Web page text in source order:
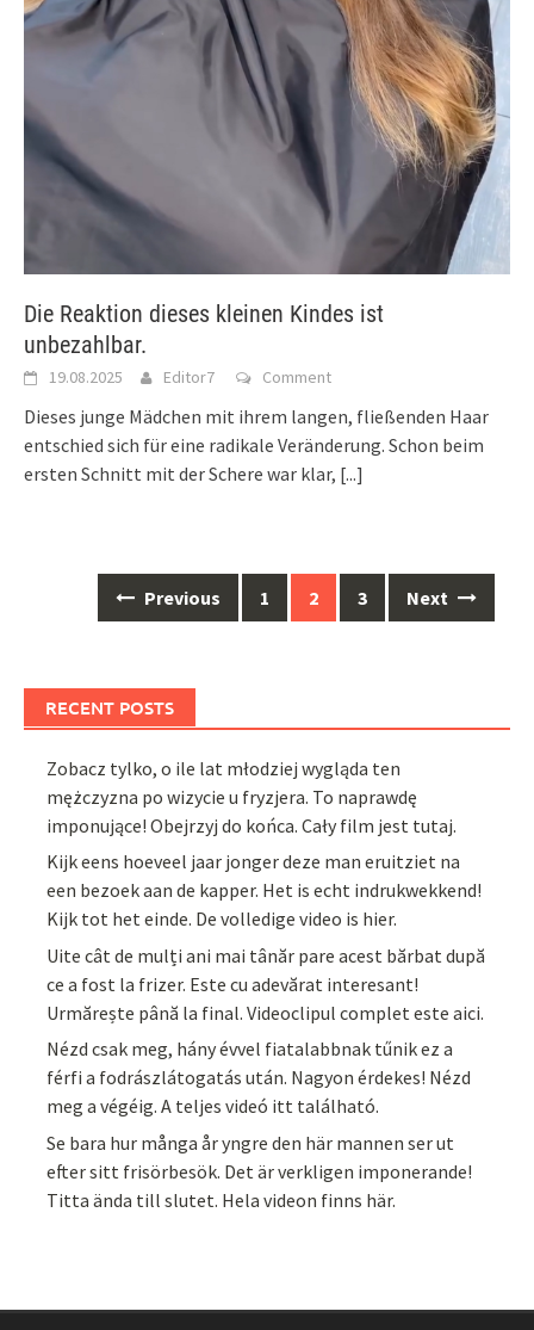
Die Reaktion dieses kleinen Kindes ist
unbezahlbar.
19.08.2025 Editor7 Comment
Dieses junge Mädchen mit ihrem langen, fließenden Haar
entschied sich für eine radikale Veränderung. Schon beim
ersten Schnitt mit der Schere war klar, [...]
navigation
Previous 1 2 3 Next
RECENT POSTS
Zobacz tylko, o ile lat młodziej wygląda ten
mężczyzna po wizycie u fryzjera. To naprawdę
imponujące! Obejrzyj do końca. Cały film jest tutaj.
Kijk eens hoeveel jaar jonger deze man eruitziet na
een bezoek aan de kapper. Het is echt indrukwekkend!
Kijk tot het einde. De volledige video is hier.
Uite cât de mulți ani mai tânăr pare acest bărbat după
ce a fost la frizer. Este cu adevărat interesant!
Urmărește până la final. Videoclipul complet este aici.
Nézd csak meg, hány évvel fiatalabbnak tűnik ez a
férfi a fodrászlátogatás után. Nagyon érdekes! Nézd
meg a végéig. A teljes videó itt található.
Se bara hur många år yngre den här mannen ser ut
efter sitt frisörbesök. Det är verkligen imponerande!
Titta ända till slutet. Hela videon finns här.